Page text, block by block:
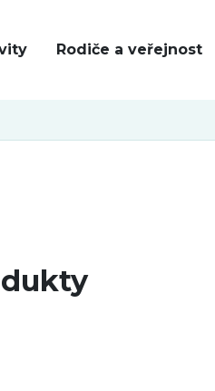
Rodiče a veřejnost